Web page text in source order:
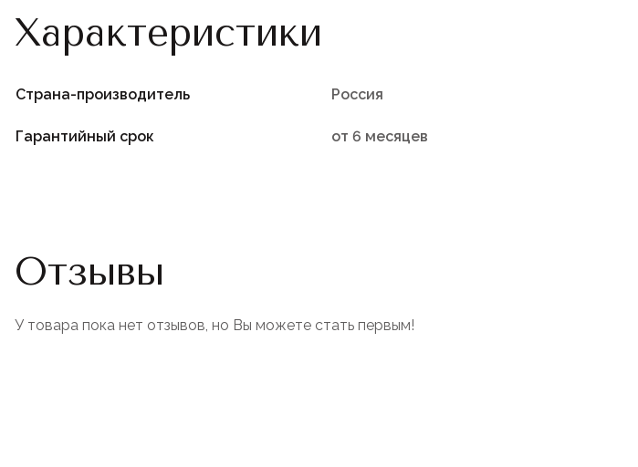
Характеристики
Страна-производитель Россия
Гарантийный срок от 6 месяцев
Отзывы
У товара пока нет отзывов, но Вы можете стать первым!